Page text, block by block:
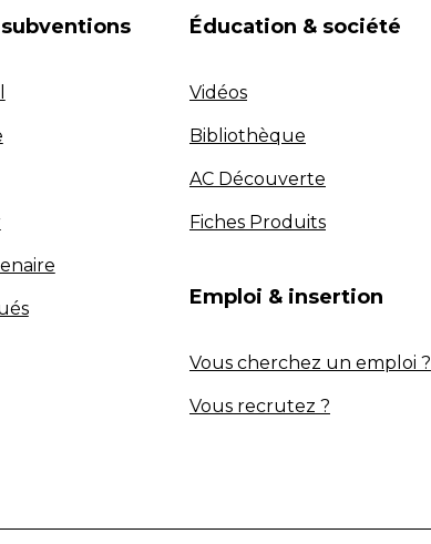
Éducation & société
Vidéos
Bibliothèque
AC Découverte
Fiches Produits
Emploi & insertion
Vous cherchez un emploi ?
Vous recrutez ?